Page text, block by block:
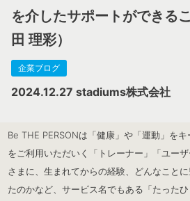
を介したサポートができる
田 理彩）
企業ブログ
2024.12.27 stadiums株式会社
Be THE PERSONは「健康」や「運動」を
をご利用いただいく「トレーナー」「ユー
さまに、生まれてからの経験、どんなこと
たのかなど、サービス名でもある「たった